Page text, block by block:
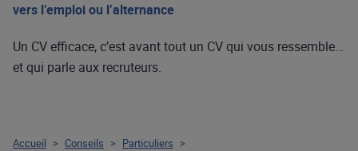
vers l’emploi ou l’alternance
Un CV efficace, c’est avant tout un CV qui vous ressemble…
et qui parle aux recruteurs.
Accueil > Conseils > Particuliers >